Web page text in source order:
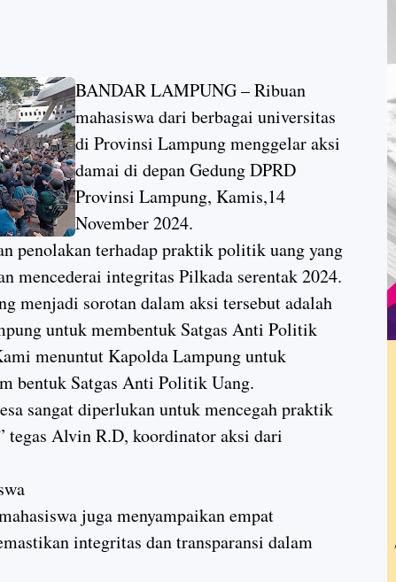
BANDAR LAMPUNG – Ribuan
mahasiswa dari berbagai universitas
di Provinsi Lampung menggelar aksi
damai di depan Gedung DPRD
Provinsi Lampung, Kamis,14
November 2024.
penolakan terhadap praktik politik uang yang
mencederai integritas Pilkada serentak 2024.
menjadi sorotan dalam aksi tersebut adalah
untuk membentuk Satgas Anti Politik
menuntut Kapolda Lampung untuk
bentuk Satgas Anti Politik Uang.
sangat diperlukan untuk mencegah praktik
tegas Alvin R.D, koordinator aksi dari
juga menyampaikan empat
integritas dan transparansi dalam